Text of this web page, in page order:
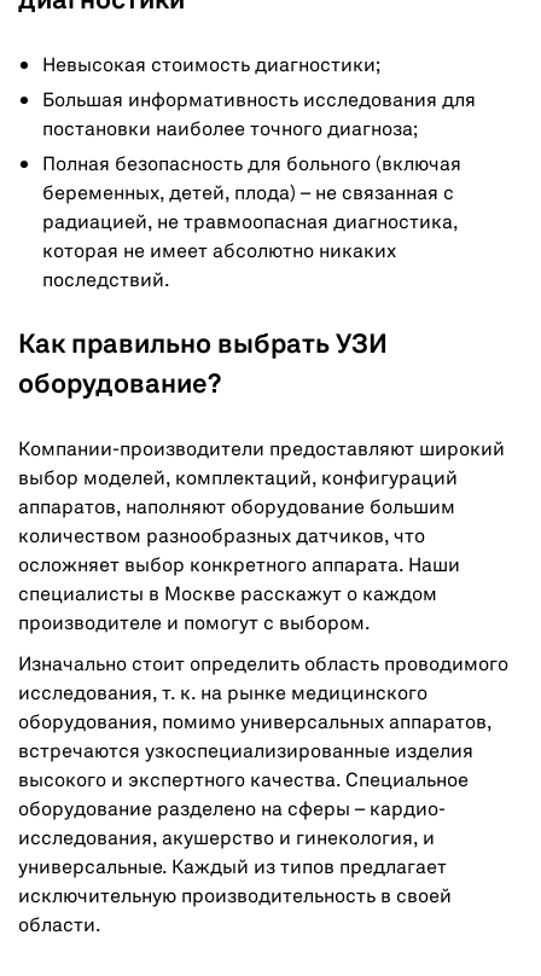
Невысокая стоимость диагностики;
Большая информативность исследования для
постановки наиболее точного диагноза;
Полная безопасность для больного (включая
беременных, детей, плода) – не связанная с
радиацией, не травмоопасная диагностика,
которая не имеет абсолютно никаких
последствий.
Как правильно выбрать УЗИ
оборудование?
Компании-производители предоставляют широкий
выбор моделей, комплектаций, конфигураций
аппаратов, наполняют оборудование большим
количеством разнообразных датчиков, что
осложняет выбор конкретного аппарата. Наши
специалисты в Москве расскажут о каждом
производителе и помогут с выбором.
Изначально стоит определить область проводимого
исследования, т. к. на рынке медицинского
оборудования, помимо универсальных аппаратов,
встречаются узкоспециализированные изделия
высокого и экспертного качества. Специальное
оборудование разделено на сферы – кардио-
исследования, акушерство и гинекология, и
универсальные. Каждый из типов предлагает
исключительную производительность в своей
области.